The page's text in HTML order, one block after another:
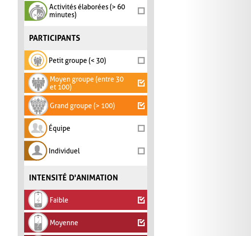
Activités élaborées (> 60
minutes)
PARTICIPANTS
Petit groupe (< 30)
Moyen groupe (entre 30
et 100)
Grand groupe (> 100)
Équipe
Individuel
INTENSITÉ D'ANIMATION
Faible
Moyenne